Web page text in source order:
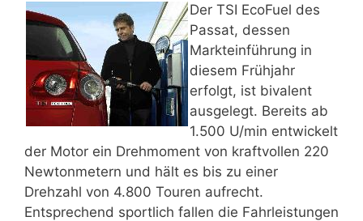
Der TSI EcoFuel des
Passat, dessen
Markteinführung in
diesem Frühjahr
erfolgt, ist bivalent
ausgelegt. Bereits ab
1.500 U/min entwickelt
der Motor ein Drehmoment von kraftvollen 220
Newtonmetern und hält es bis zu einer
Drehzahl von 4.800 Touren aufrecht.
Entsprechend sportlich fallen die Fahrleistungen